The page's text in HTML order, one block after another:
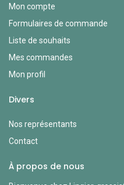
Mon compte
Formulaires de commande
Liste de souhaits
Mes commandes
Mon profil
Divers
Nos représentants
Contact
À propos de nous